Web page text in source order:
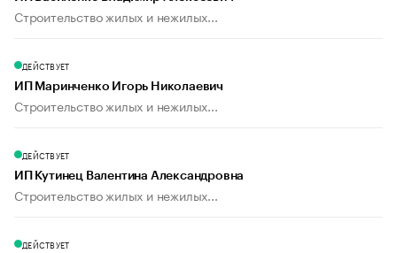
Строительство жилых и нежилых...
ДЕЙСТВУЕТ
ИП Маринченко Игорь Николаевич
Строительство жилых и нежилых...
ДЕЙСТВУЕТ
ИП Кутинец Валентина Александровна
Строительство жилых и нежилых...
ДЕЙСТВУЕТ